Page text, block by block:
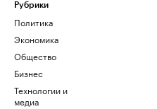
Рубрики
Политика
Экономика
Общество
Бизнес
Технологии и
медиа